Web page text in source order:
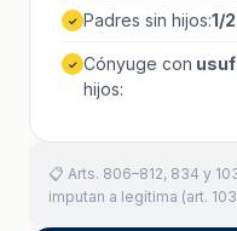
✓ Padres sin hijos:1/2
✓ Cónyuge con
hijos:
📋 Arts. 806–812, 834 y
imputan a legítima (art.